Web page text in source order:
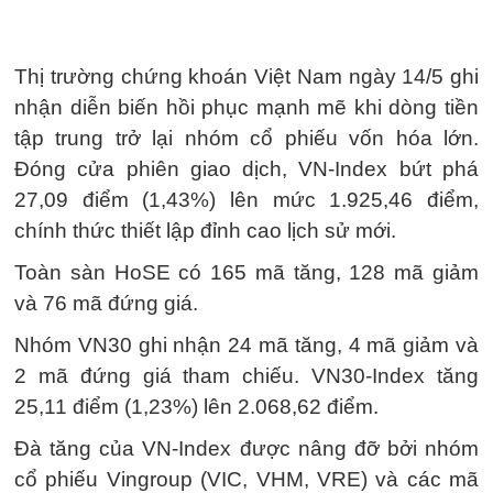
Thị trường chứng khoán Việt Nam ngày 14/5 ghi
nhận diễn biến hồi phục mạnh mẽ khi dòng tiền
tập trung trở lại nhóm cổ phiếu vốn hóa lớn.
Đóng cửa phiên giao dịch, VN-Index bứt phá
27,09 điểm (1,43%) lên mức 1.925,46 điểm,
chính thức thiết lập đỉnh cao lịch sử mới.
Toàn sàn HoSE có 165 mã tăng, 128 mã giảm
và 76 mã đứng giá.
Nhóm VN30 ghi nhận 24 mã tăng, 4 mã giảm và
2 mã đứng giá tham chiếu. VN30-Index tăng
25,11 điểm (1,23%) lên 2.068,62 điểm.
Đà tăng của VN-Index được nâng đỡ bởi nhóm
cổ phiếu Vingroup (VIC, VHM, VRE) và các mã